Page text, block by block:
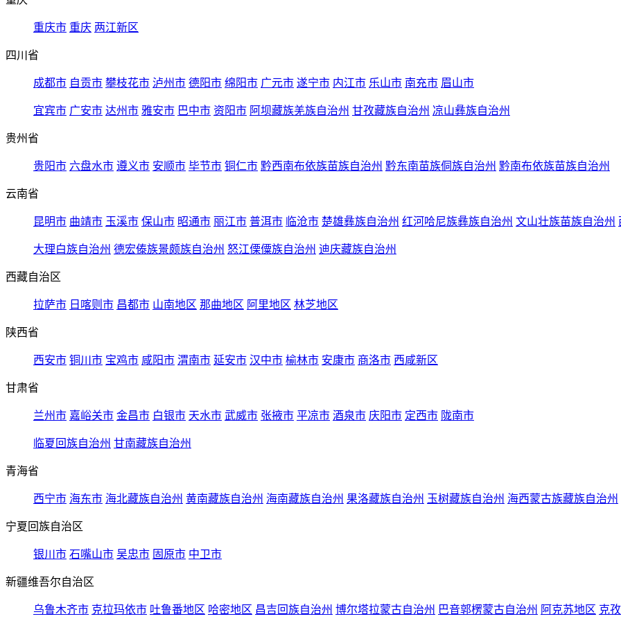
重庆市 重庆 两江新区
四川省
成都市 自贡市 攀枝花市 泸州市 德阳市 绵阳市 广元市 遂宁市 内江市 乐山市 南充市 眉山市
宜宾市 广安市 达州市 雅安市 巴中市 资阳市 阿坝藏族羌族自治州 甘孜藏族自治州 凉山彝族自治州
贵州省
贵阳市 六盘水市 遵义市 安顺市 毕节市 铜仁市 黔西南布依族苗族自治州 黔东南苗族侗族自治州 黔南布依族苗族自治州
云南省
昆明市 曲靖市 玉溪市 保山市 昭通市 丽江市 普洱市 临沧市 楚雄彝族自治州 红河哈尼族彝族自治州 文山壮族苗族自治州
大理白族自治州 德宏傣族景颇族自治州 怒江傈僳族自治州 迪庆藏族自治州
西藏自治区
拉萨市 日喀则市 昌都市 山南地区 那曲地区 阿里地区 林芝地区
陕西省
西安市 铜川市 宝鸡市 咸阳市 渭南市 延安市 汉中市 榆林市 安康市 商洛市 西咸新区
甘肃省
兰州市 嘉峪关市 金昌市 白银市 天水市 武威市 张掖市 平凉市 酒泉市 庆阳市 定西市 陇南市
临夏回族自治州 甘南藏族自治州
青海省
西宁市 海东市 海北藏族自治州 黄南藏族自治州 海南藏族自治州 果洛藏族自治州 玉树藏族自治州 海西蒙古族藏族自治州
宁夏回族自治区
银川市 石嘴山市 吴忠市 固原市 中卫市
新疆维吾尔自治区
乌鲁木齐市 克拉玛依市 吐鲁番地区 哈密地区 昌吉回族自治州 博尔塔拉蒙古自治州 巴音郭楞蒙古自治州 阿克苏地区 克